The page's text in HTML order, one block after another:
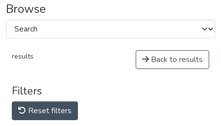
Browse
results Back to results
Filters
Reset filters